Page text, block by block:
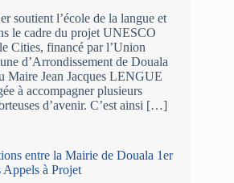
soutient l’école de la langue et
le cadre du projet UNESCO
Cities, financé par l’Union
d’Arrondissement de Douala
Maire Jean Jacques LENGUE
à accompagner plusieurs
d’avenir. C’est ainsi […]
entre la Mairie de Douala 1er
Appels à Projet